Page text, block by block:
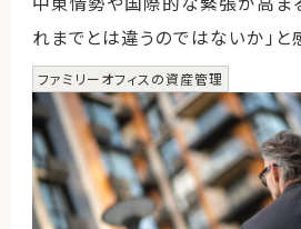
れまでとは違うのではないか」と
ファミリーオフィスの資産管理